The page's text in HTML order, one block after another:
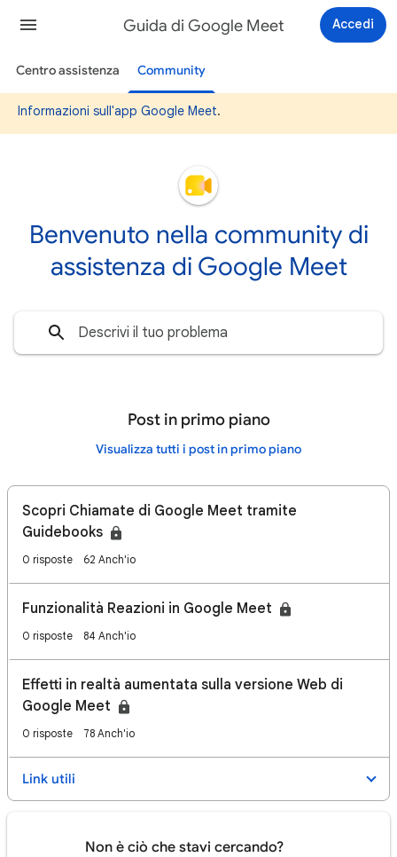
Guida di Google Meet Accedi
Centro assistenza Community
Informazioni sull'app Google Meet.
Benvenuto nella community di
assistenza di Google Meet
Post in primo piano
Visualizza tutti i post in primo piano
Scopri Chiamate di Google Meet tramite
Guidebooks
0 risposte 62 Anch'io
Funzionalità Reazioni in Google Meet
0 risposte 84 Anch'io
Effetti in realtà aumentata sulla versione Web di
Google Meet
0 risposte 78 Anch'io
Link utili
Non è ciò che stavi cercando?